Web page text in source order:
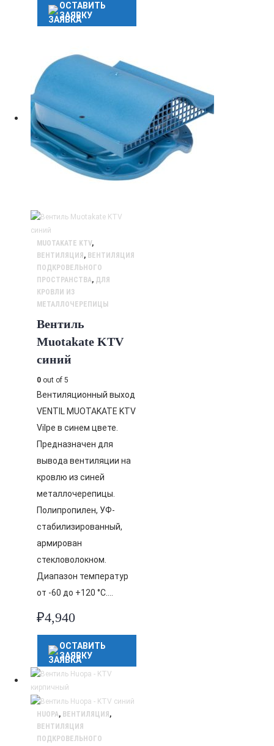
ОСТАВИТЬ
ЗАЯВКУ
MUOTAKATE KTV,
ВЕНТИЛЯЦИЯ , ВЕНТИЛЯЦИЯ
ПОДКРОВЕЛЬНОГО
ПРОСТРАНСТВА, ДЛЯ
КРОВЛИ ИЗ
МЕТАЛЛОЧЕРЕПИЦЫ
Вентиль
Muotakate KTV
синий
0 out of 5
Вентиляционный выход
VENTIL MUOTAKATE KTV
Vilpe в синем цвете.
Предназначен для
вывода вентиляции на
кровлю из синей
металлочерепицы.
Полипропилен, УФ-
стабилизированный,
армирован
стекловолокном.
Диапазон температур
от -60 до +120 °C….
₽4,940
ОСТАВИТЬ
ЗАЯВКУ
HUOPA, ВЕНТИЛЯЦИЯ ,
ВЕНТИЛЯЦИЯ
ПОДКРОВЕЛЬНОГО